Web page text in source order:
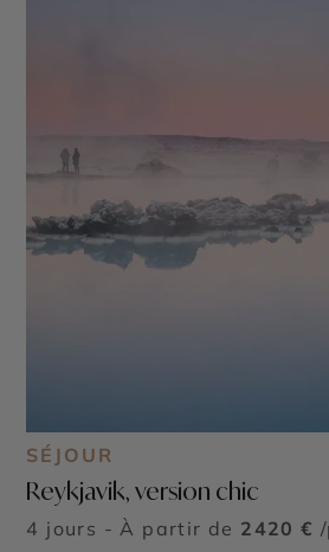
SÉJOUR
Reykjavik, version chic
4 jours - À partir de 2420 €